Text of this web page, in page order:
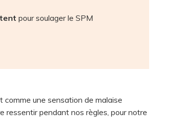
pour soulager le SPM
comme une sensation de malaise
ressentir pendant nos règles, pour notre